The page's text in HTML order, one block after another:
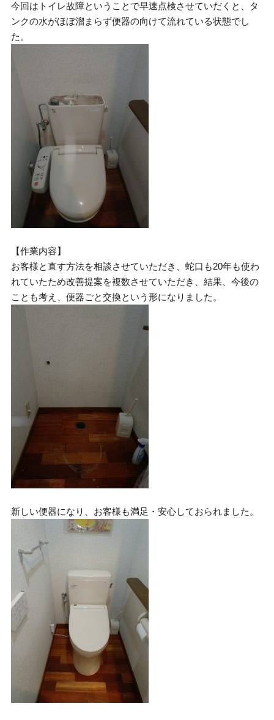
今回はトイレ故障ということで早速点検させていだくと、タ
ンクの水がほぼ溜まらず便器の向けて流れている状態でし
た。
【作業内容】
お客様と直す方法を相談させていただき、蛇口も20年も使わ
れていたため改善提案を複数させていただき、結果、今後の
ことも考え、便器ごと交換という形になりました。
新しい便器になり、お客様も満足・安心しておられました。